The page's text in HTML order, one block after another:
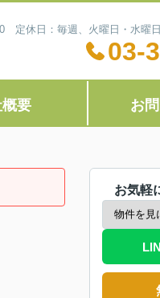
定休日：毎週、火曜日・水曜日
03-
要 お
お気軽